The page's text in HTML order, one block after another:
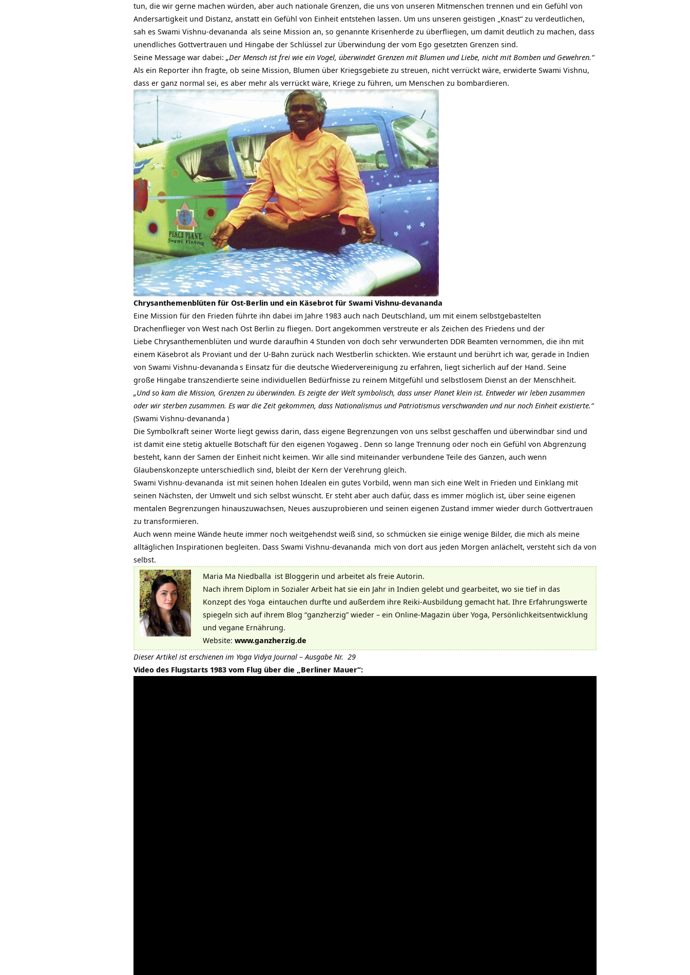
tun, die wir gerne machen würden, aber auch nationale Grenzen, die uns von unseren Mitmenschen trennen und ein Gefühl von
Andersartigkeit und Distanz, anstatt ein Gefühl von Einheit entstehen lassen. Um uns unseren geistigen „Knast“ zu verdeutlichen,
sah es Swami Vishnu-devananda als seine Mission an, so genannte Krisenherde zu überfliegen, um damit deutlich zu machen, dass
unendliches Gottvertrauen und Hingabe der Schlüssel zur Überwindung der vom Ego gesetzten Grenzen sind.
Seine Message war dabei: „Der Mensch ist frei wie ein Vogel, überwindet Grenzen mit Blumen und Liebe, nicht mit Bomben und Gewehren.“
Als ein Reporter ihn fragte, ob seine Mission, Blumen über Kriegsgebiete zu streuen, nicht verrückt wäre, erwiderte Swami Vishnu,
dass er ganz normal sei, es aber mehr als verrückt wäre, Kriege zu führen, um Menschen zu bombardieren.
Chrysanthemenblüten für Ost-Berlin und ein Käsebrot für Swami Vishnu-devananda
Eine Mission für den Frieden führte ihn dabei im Jahre 1983 auch nach Deutschland, um mit einem selbstgebastelten
Drachenflieger von West nach Ost Berlin zu fliegen. Dort angekommen verstreute er als Zeichen des Friedens und der
Liebe Chrysanthemenblüten und wurde daraufhin 4 Stunden von doch sehr verwunderten DDR Beamten vernommen, die ihn mit
einem Käsebrot als Proviant und der U-Bahn zurück nach Westberlin schickten. Wie erstaunt und berührt ich war, gerade in Indien
von Swami Vishnu-devananda s Einsatz für die deutsche Wiedervereinigung zu erfahren, liegt sicherlich auf der Hand. Seine
große Hingabe transzendierte seine individuellen Bedürfnisse zu reinem Mitgefühl und selbstlosem Dienst an der Menschheit.
„Und so kam die Mission, Grenzen zu überwinden. Es zeigte der Welt symbolisch, dass unser Planet klein ist. Entweder wir leben zusammen
oder wir sterben zusammen. Es war die Zeit gekommen, dass Nationalismus und Patriotismus verschwanden und nur noch Einheit existierte.“
(Swami Vishnu-devananda )
Die Symbolkraft seiner Worte liegt gewiss darin, dass eigene Begrenzungen von uns selbst geschaffen und überwindbar sind und
ist damit eine stetig aktuelle Botschaft für den eigenen Yogaweg . Denn so lange Trennung oder noch ein Gefühl von Abgrenzung
besteht, kann der Samen der Einheit nicht keimen. Wir alle sind miteinander verbundene Teile des Ganzen, auch wenn
Glaubenskonzepte unterschiedlich sind, bleibt der Kern der Verehrung gleich.
Swami Vishnu-devananda ist mit seinen hohen Idealen ein gutes Vorbild, wenn man sich eine Welt in Frieden und Einklang mit
seinen Nächsten, der Umwelt und sich selbst wünscht. Er steht aber auch dafür, dass es immer möglich ist, über seine eigenen
mentalen Begrenzungen hinauszuwachsen, Neues auszuprobieren und seinen eigenen Zustand immer wieder durch Gottvertrauen
zu transformieren.
Auch wenn meine Wände heute immer noch weitgehendst weiß sind, so schmücken sie einige wenige Bilder, die mich als meine
alltäglichen Inspirationen begleiten. Dass Swami Vishnu-devananda mich von dort aus jeden Morgen anlächelt, versteht sich da von
selbst.
Maria Ma Niedballa ist Bloggerin und arbeitet als freie Autorin.
Nach ihrem Diplom in Sozialer Arbeit hat sie ein Jahr in Indien gelebt und gearbeitet, wo sie tief in das
Konzept des Yoga eintauchen durfte und außerdem ihre Reiki-Ausbildung gemacht hat. Ihre Erfahrungswerte
spiegeln sich auf ihrem Blog “ganzherzig” wieder – ein Online-Magazin über Yoga, Persönlichkeitsentwicklung
und vegane Ernährung.
Website: www.ganzherzig.de
Dieser Artikel ist erschienen im Yoga Vidya Journal – Ausgabe Nr. 29
Video des Flugstarts 1983 vom Flug über die „Berliner Mauer“: